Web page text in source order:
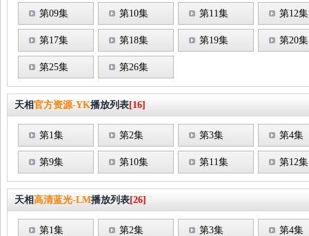
第09集 第10集 第11集 第12集
第17集 第18集 第19集 第20集
第25集 第26集
天相官方资源-YK播放列表[16]
第1集 第2集 第3集 第4集
第9集 第10集 第11集 第12集
天相高清蓝光-LM播放列表[26]
第1集 第2集 第3集 第4集